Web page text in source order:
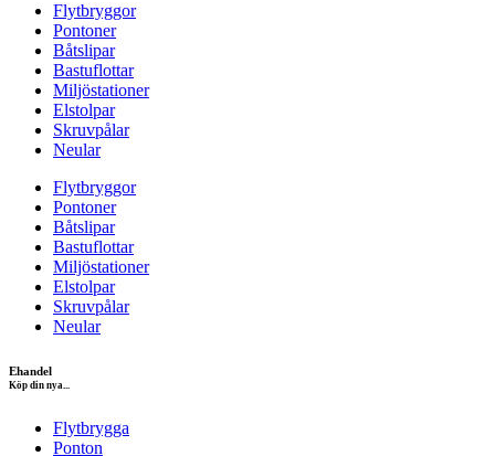
Flytbryggor
Pontoner
Båtslipar
Bastuflottar
Miljöstationer
Elstolpar
Skruvpålar
Neular
Flytbryggor
Pontoner
Båtslipar
Bastuflottar
Miljöstationer
Elstolpar
Skruvpålar
Neular
Ehandel
Köp din nya...
Flytbrygga
Ponton